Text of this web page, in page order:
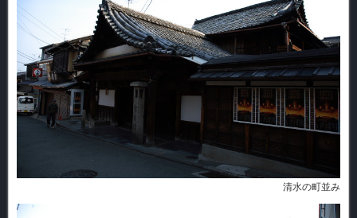
清水の町並み